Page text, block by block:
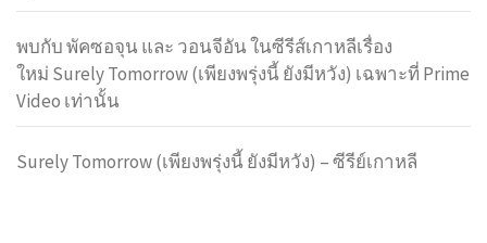
พบกับ พัคซอจุน และ วอนจีอัน ในซีรีส์เกาหลีเรื่อง
ใหม่ Surely Tomorrow (เพียงพรุ่งนี้ ยังมีหวัง) เฉพาะที่ Prime
Video เท่านั้น
Surely Tomorrow (เพียงพรุ่งนี้ ยังมีหวัง) – ซีรีย์เกาหลี